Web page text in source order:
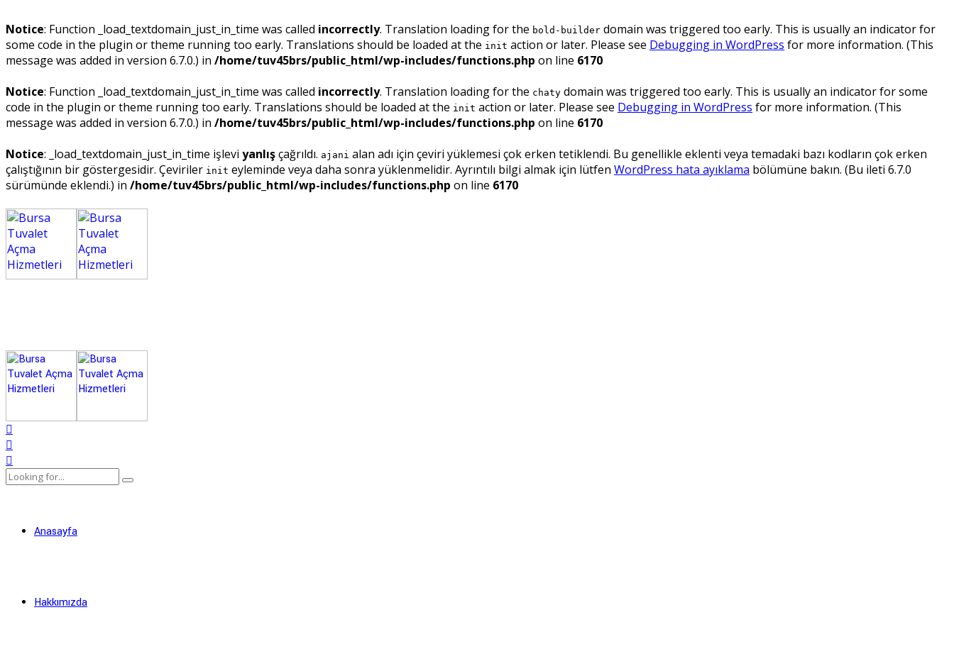
Notice: Function _load_textdomain_just_in_time was called incorrectly. Translation loading for the bold-builder domain was triggered too early. This is usually an indicator for
some code in the plugin or theme running too early. Translations should be loaded at the init action or later. Please see Debugging in WordPress for more information. (This
message was added in version 6.7.0.) in /home/tuv45brs/public_html/wp-includes/functions.php on line 6170
Notice: Function _load_textdomain_just_in_time was called incorrectly. Translation loading for the chaty domain was triggered too early. This is usually an indicator for some
code in the plugin or theme running too early. Translations should be loaded at the init action or later. Please see Debugging in WordPress for more information. (This
message was added in version 6.7.0.) in /home/tuv45brs/public_html/wp-includes/functions.php on line 6170
Notice: _load_textdomain_just_in_time işlevi yanlışçağrıldı. ajani alan adı için çeviri yüklemesi çok erken tetiklendi. Bu genellikle eklenti veya temadaki bazı kodların çok erken
çalıştığının bir göstergesidir. Çeviriler init eyleminde veya daha sonra yüklenmelidir. Ayrıntılı bilgi almak için lütfen WordPress hata ayıklama bölümüne bakın. (Bu ileti 6.7.0
sürümünde eklendi.) in /home/tuv45brs/public_html/wp-includes/functions.php on line 6170
Anasayfa
Hakkımızda